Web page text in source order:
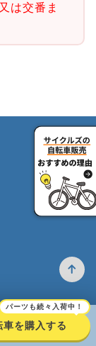
は交番ま
パーツも続々入荷中！
車を購入する